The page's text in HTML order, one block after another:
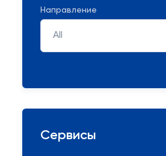
Направление
All
Сервисы